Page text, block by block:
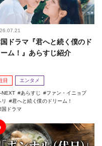
ドラマ『君へと続く僕のド
ーム！』あらすじ紹介
目 エンタメ
NEXT あらすじ
ファン・イニョプ
リ
君へと続く僕のドリーム！
国ドラマ